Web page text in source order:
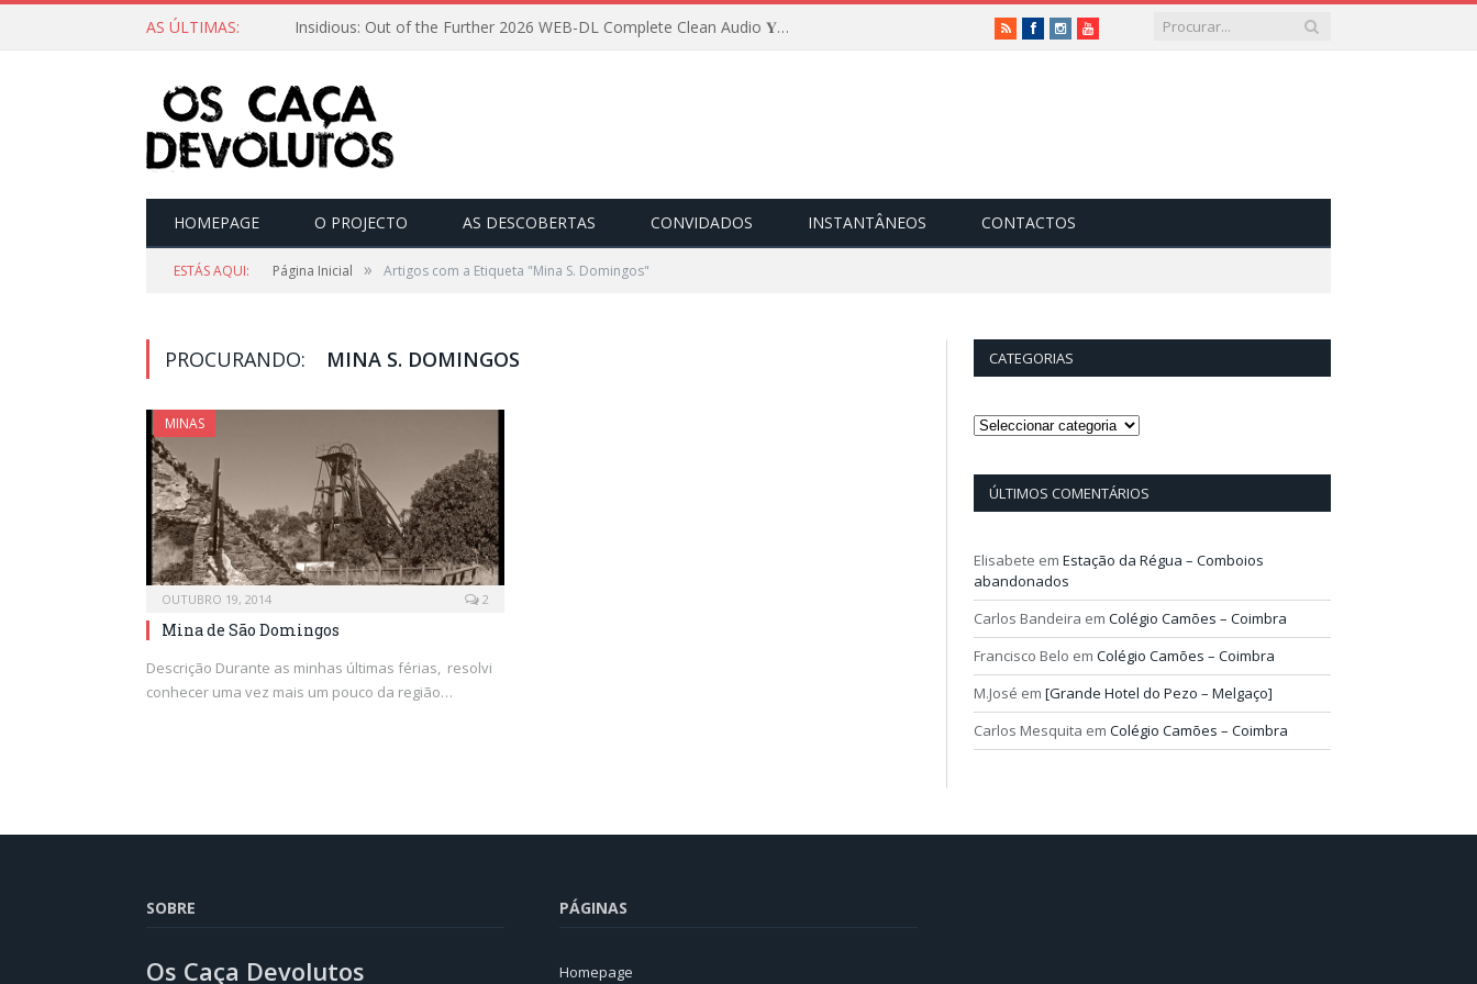
AS ÚLTIMAS: Insidious: Out of the Further 2026 WEB-DL Complete Clean Audio 𝐘𝐢𝐟𝐲 𝐌𝐨𝐯𝐢𝐞𝐬 RSSFacebookInstagram
Vimeo
HOMEPAGE O PROJECTO AS DESCOBERTAS CONVIDADOS INSTANTÂNEOS CONTACTOS
ESTÁS AQUI: Página Inicial » Artigos com a Etiqueta "Mina S. Domingos"
PROCURANDO: MINA S. DOMINGOS
MINAS
OUTUBRO 19, 2014 2
Mina de São Domingos
Descrição Durante as minhas últimas férias, resolvi
conhecer uma vez mais um pouco da região…
CATEGORIAS
Categorias
ÚLTIMOS COMENTÁRIOS
Elisabete em Estação da Régua – Comboios
abandonados
Carlos Bandeira em Colégio Camões – Coimbra
Francisco Belo em Colégio Camões – Coimbra
M.José em [Grande Hotel do Pezo – Melgaço]
Carlos Mesquita em Colégio Camões – Coimbra
SOBRE
Os Caça Devolutos
PÁGINAS
Homepage